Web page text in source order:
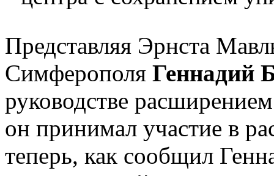
Представляя Эрнста
Симферополя Геннадий
руководстве
он принимал участие в
теперь, как сообщил